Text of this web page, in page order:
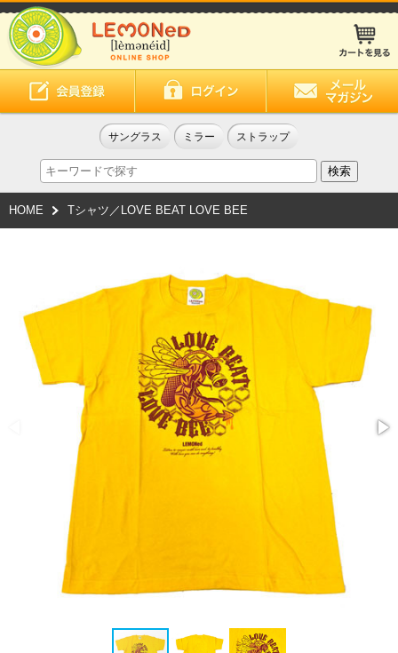
サングラス ミラー ストラップ
HOME Tシャツ／LOVE BEAT LOVE BEE